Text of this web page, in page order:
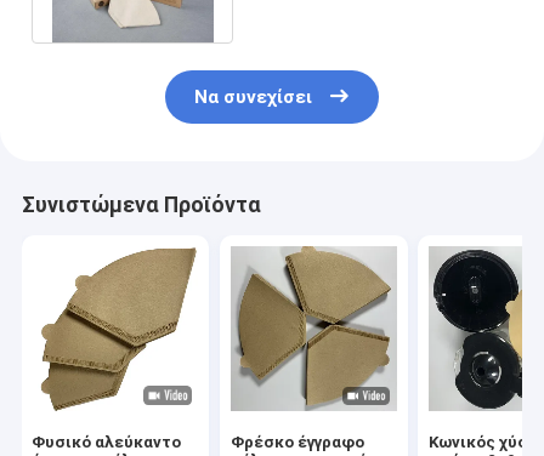
Να συνεχίσει
Συνιστώμενα Προϊόντα
Φυσικό αλεύκαντο
Φρέσκο έγγραφο
Κωνικός